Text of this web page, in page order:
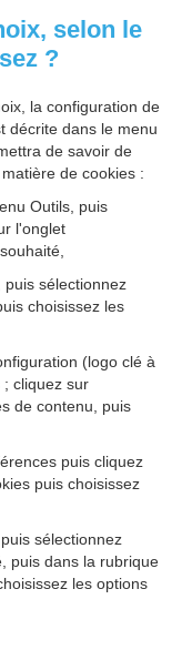
selon le
?
la configuration de
décrite dans le menu
de savoir de
de cookies :
Outils, puis
l'onglet
sélectionnez
choisissez les
(logo clé à
cliquez sur
de contenu, puis
puis cliquez
puis choisissez
sélectionnez
puis dans la rubrique
les options